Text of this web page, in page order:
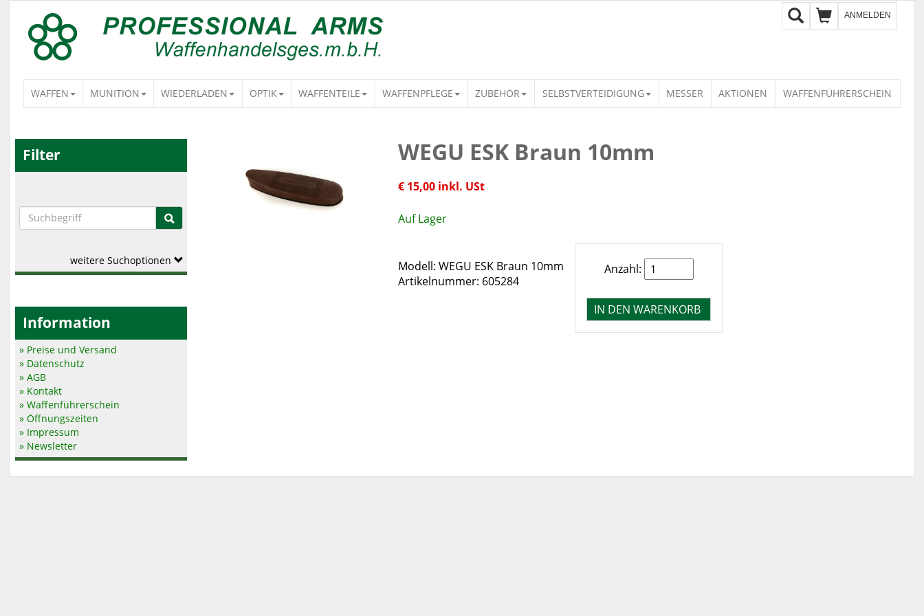
ANMELDEN
WAFFEN MUNITION WIEDERLADEN OPTIK WAFFENTEILE WAFFENPFLEGE ZUBEHÖR SELBSTVERTEIDIGUNG MESSER AKTIONEN WAFFENFÜHRERSCHEIN
Filter
weitere Suchoptionen
Information
» Preise und Versand
» Datenschutz
» AGB
» Kontakt
» Waffenführerschein
» Öffnungszeiten
» Impressum
» Newsletter
WEGU ESK Braun 10mm
€ 15,00 inkl. USt
Auf Lager
Modell: WEGU ESK Braun 10mm
Artikelnummer: 605284
Anzahl: